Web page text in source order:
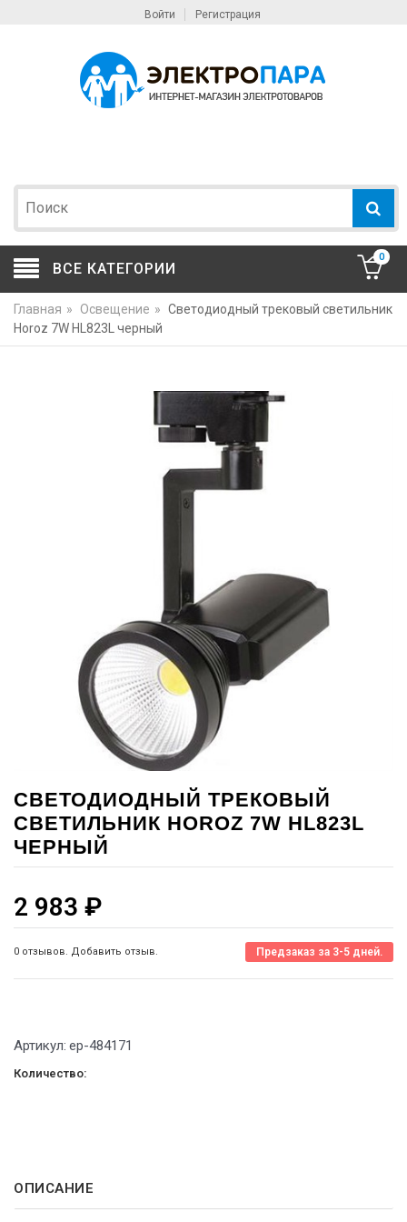
Войти Регистрация
ВСЕ КАТЕГОРИИ
0
Главная » Освещение » Светодиодный трековый светильник
Horoz 7W HL823L черный
СВЕТОДИОДНЫЙ ТРЕКОВЫЙ
СВЕТИЛЬНИК HOROZ 7W HL823L
ЧЕРНЫЙ
2 983 ₽
0 отзывов. Добавить отзыв. Предзаказ за 3-5 дней.
Артикул: ep-484171
Количество:
ОПИСАНИЕ